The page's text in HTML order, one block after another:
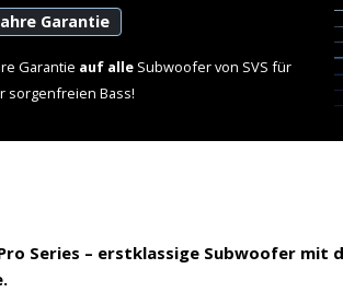
Garantie
Garantie auf alle Subwoofer von SVS für
sorgenfreien Bass!
Series – erstklassige Subwoofer mit